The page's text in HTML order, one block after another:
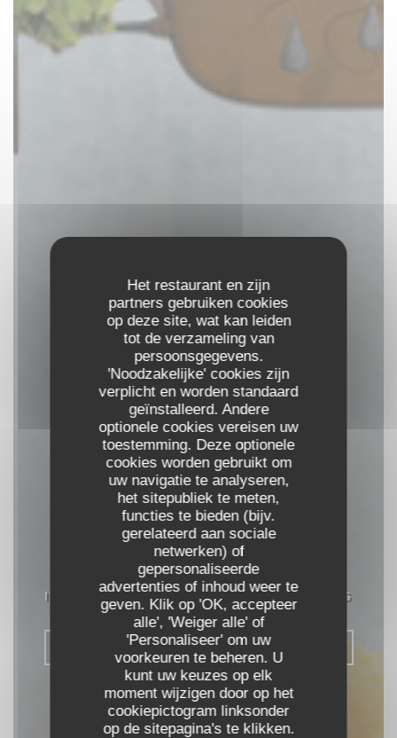
Het restaurant en zijn
partners gebruiken cookies
op deze site, wat kan leiden
tot de verzameling van
persoonsgegevens.
'Noodzakelijke' cookies zijn
verplicht en worden standaard
geïnstalleerd. Andere
optionele cookies vereisen uw
toestemming. Deze optionele
cookies worden gebruikt om
uw navigatie te analyseren,
het sitepubliek te meten,
functies te bieden (bijv.
gerelateerd aan sociale
netwerken) of
gepersonaliseerde
advertenties of inhoud weer te
geven. Klik op 'OK, accepteer
alle', 'Weiger alle' of
'Personaliseer' om uw
voorkeuren te beheren. U
kunt uw keuzes op elk
moment wijzigen door op het
cookiepictogram linksonder
op de sitepagina's te klikken.
il Tocco Ristorante
ITALIAANS RESTAURANT |KIRCHBERG
RESERVEER EEN TAFEL